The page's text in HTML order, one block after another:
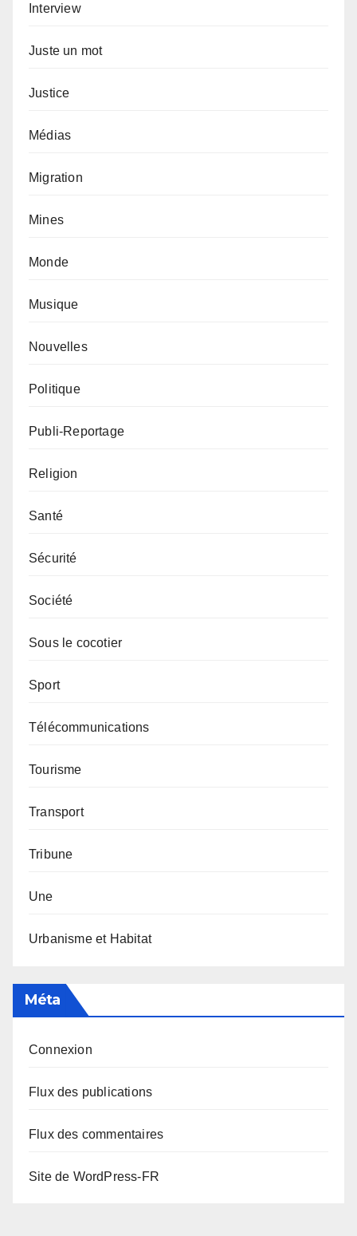
Interview
Juste un mot
Justice
Médias
Migration
Mines
Monde
Musique
Nouvelles
Politique
Publi-Reportage
Religion
Santé
Sécurité
Société
Sous le cocotier
Sport
Télécommunications
Tourisme
Transport
Tribune
Une
Urbanisme et Habitat
Méta
Connexion
Flux des publications
Flux des commentaires
Site de WordPress-FR